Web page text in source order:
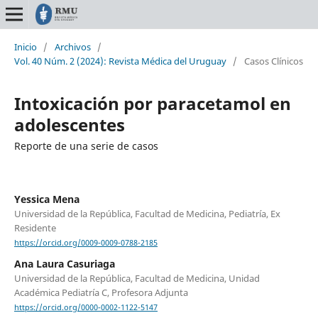
Inicio / Archivos /
Vol. 40 Núm. 2 (2024): Revista Médica del Uruguay / Casos Clínicos
Intoxicación por paracetamol en
adolescentes
Reporte de una serie de casos
Yessica Mena
Universidad de la República, Facultad de Medicina, Pediatría, Ex
Residente
https://orcid.org/0009-0009-0788-2185
Ana Laura Casuriaga
Universidad de la República, Facultad de Medicina, Unidad
Académica Pediatría C, Profesora Adjunta
https://orcid.org/0000-0002-1122-5147